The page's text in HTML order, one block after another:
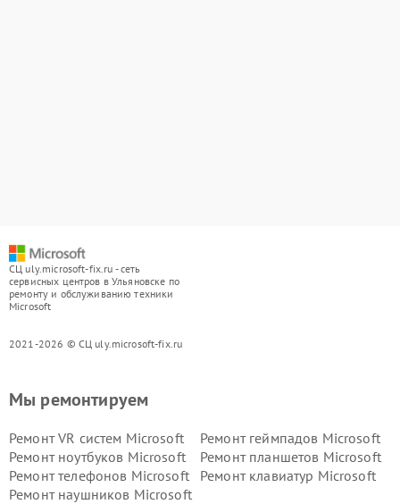
СЦ uly.microsoft-fix.ru - сеть
сервисных центров в Ульяновске по
ремонту и обслуживанию техники
Microsoft
2021-2026 © СЦ uly.microsoft-fix.ru
Мы ремонтируем
Ремонт VR систем Microsoft
Ремонт геймпадов Microsoft
Ремонт ноутбуков Microsoft
Ремонт планшетов Microsoft
Ремонт телефонов Microsoft
Ремонт клавиатур Microsoft
Ремонт наушников Microsoft